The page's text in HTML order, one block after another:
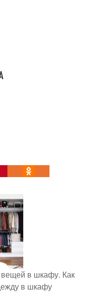
вещей в шкафу. Как
в шкафу